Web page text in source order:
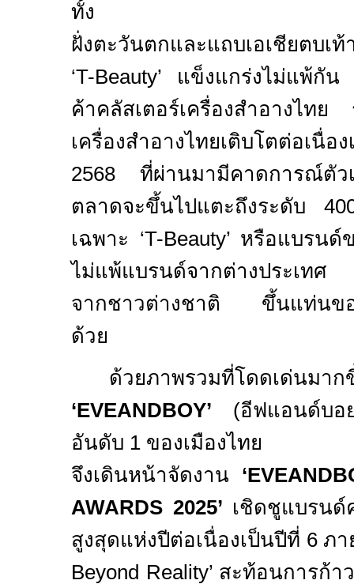
ทั้ง
ฝั่งตะวันตกและแถบเอเชียตบเ
‘T-Beauty’ แข็งแกร่งไม่แพ้กัน
ค้าคลัสเตอร์เครื่องสำอางไท
เครื่องสำอางไทยเติบโตต่อเนื่อ
2568 ที่ผ่านมามีคาดการณ์ตั
ตลาดจะขึ้นไปแตะถึงระดับ
เฉพาะ ‘T-Beauty’ หรือแบรนด์
ไม่แพ้แบรนด์จากต่างประเทศ
จากชาวต่างชาติ ขึ้นแท่นของ
ด้วย
ด้วยภาพรวมที่โดดเด่นมา
‘EVEANDBOY’ (อีฟแอนด์บอ
อันดับ 1 ของเมืองไทย
จึงเดินหน้าจัดงาน ‘
AWARDS 2025’ เชิดชูแบรนด์
สูงสุดแห่งปีต่อเนื่องเป็นปีที่ 6ภา
Beyond Reality’ สะท้อนการก้า